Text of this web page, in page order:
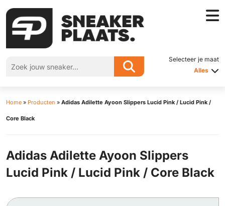
Selecteer je maat
Alles
Home » Producten » Adidas Adilette Ayoon Slippers Lucid Pink / Lucid Pink /
Core Black
Adidas Adilette Ayoon Slippers
Lucid Pink / Lucid Pink / Core Black